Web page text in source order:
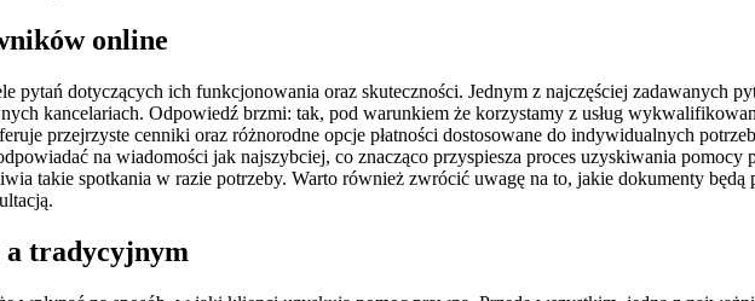
online
pytań dotyczących ich funkcjonowania oraz skuteczności. Jednym z najczęściej zadawanych
kancelariach. Odpowiedź brzmi: tak, pod warunkiem że korzystamy z usług
przejrzyste cenniki oraz różnorodne opcje płatności dostosowane do indywidualnych
na wiadomości jak najszybciej, co znacząco przyspiesza proces uzyskiwania
takie spotkania w razie potrzeby. Warto również zwrócić uwagę na to, jakie dokumenty będą
a tradycyjnym